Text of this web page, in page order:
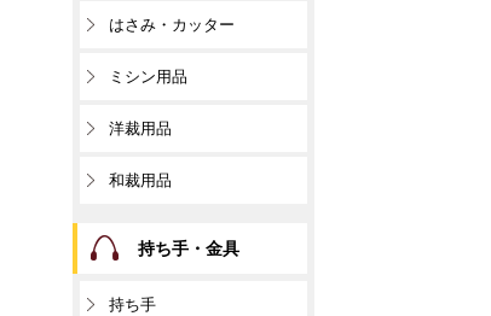
はさみ・カッター
ミシン用品
洋裁用品
和裁用品
持ち手・金具
持ち手